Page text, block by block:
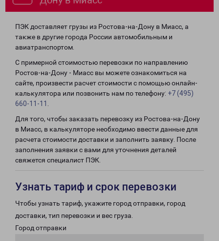
ПЭК доставляет грузы из Ростова-на-Дону в Миасс, а
также в другие города России автомобильным и
авиатранспортом.
С примерной стоимостью перевозки по направлению
Ростов-на-Дону - Миасс вы можете ознакомиться на
сайте, произвести расчет стоимости с помощью онлайн-
калькулятора или позвонить нам по телефону: +7 (495)
660-11-11
Для того, чтобы заказать перевозку из Ростова-на-Дону
в Миасс, в калькуляторе необходимо ввести данные для
расчета стоимости доставки и заполнить заявку. После
заполнения заявки с вами для уточнения деталей
свяжется специалист ПЭК.
Узнать тариф и срок перевозки
Чтобы узнать тариф, укажите город отправки, город
доставки, тип перевозки и вес груза.
Город отправки